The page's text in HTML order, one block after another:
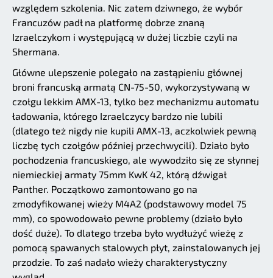
względem szkolenia. Nic zatem dziwnego, że wybór
Francuzów padł na platformę dobrze znaną
Izraelczykom i występującą w dużej liczbie czyli na
Shermana.
Główne ulepszenie polegało na zastąpieniu głównej
broni francuską armatą CN-75-50, wykorzystywaną w
czołgu lekkim AMX-13, tylko bez mechanizmu automatu
ładowania, którego Izraelczycy bardzo nie lubili
(dlatego też nigdy nie kupili AMX-13, aczkolwiek pewną
liczbę tych czołgów później przechwycili). Działo było
pochodzenia francuskiego, ale wywodziło się ze słynnej
niemieckiej armaty 75mm KwK 42, którą dźwigał
Panther. Początkowo zamontowano go na
zmodyfikowanej wieży M4A2 (podstawowy model 75
mm), co spowodowało pewne problemy (działo było
dość duże). To dlatego trzeba było wydłużyć wieżę z
pomocą spawanych stalowych płyt, zainstalowanych jej
przodzie. To zaś nadało wieży charakterystyczny